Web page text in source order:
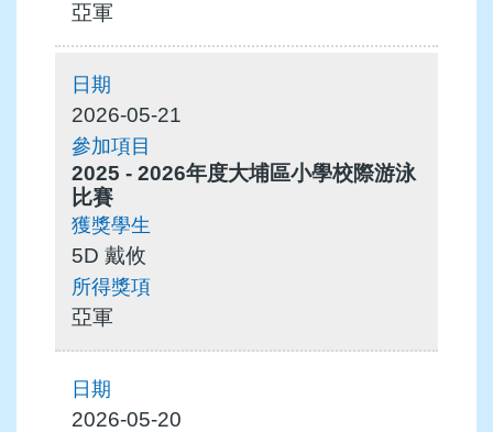
亞軍
2026-05-21
2025 - 2026年度大埔區小學校際游泳
比賽
5D 戴攸
亞軍
2026-05-20